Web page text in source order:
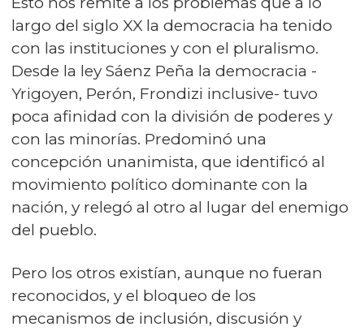
largo del siglo XX la democracia ha tenido
con las instituciones y con el pluralismo.
Desde la ley Sáenz Peña la democracia -
Yrigoyen, Perón, Frondizi inclusive- tuvo
poca afinidad con la división de poderes y
con las minorías. Predominó una
concepción unanimista, que identificó al
movimiento político dominante con la
nación, y relegó al otro al lugar del enemigo
del pueblo.
Pero los otros existían, aunque no fueran
reconocidos, y el bloqueo de los
mecanismos de inclusión, discusión y